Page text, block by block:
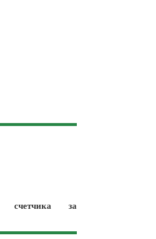
счетчика за